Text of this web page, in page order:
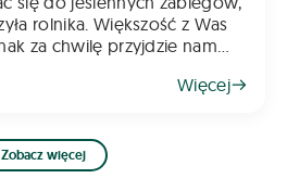
rolnika. Większość z Was
za chwilę przyjdzie nam
ochrony, a w kole
Więcej
Zobacz więcej